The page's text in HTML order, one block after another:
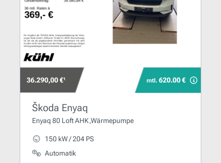
36.290,00 €¹ mtl. 620.00 €
Škoda Enyaq
Enyaq 80 Loft AHK,Wärmepumpe
150 kW / 204 PS
Automatik